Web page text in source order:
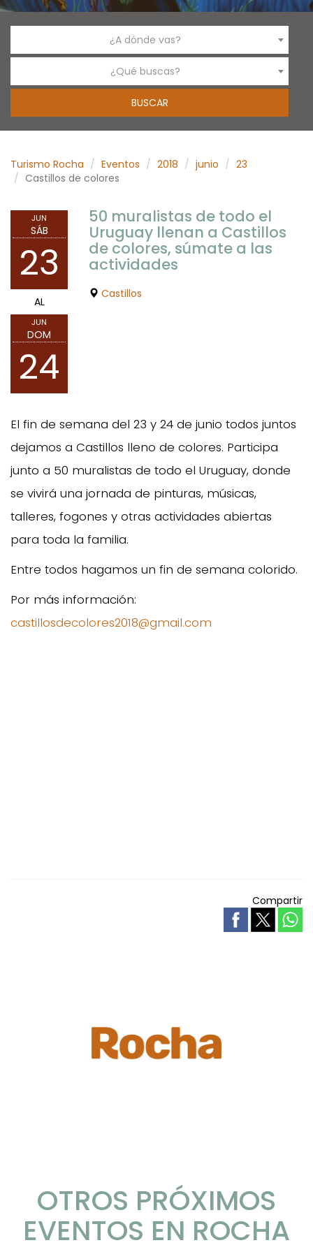
¿A dónde vas?
¿Qué buscas?
Turismo Rocha Eventos 2018 junio
23
Castillos de colores
JUN
SÁB
23
AL
JUN
DOM
24
50 muralistas de todo el
Uruguay llenan a Castillos
de colores, súmate a las
actividades
Castillos
El fin de semana del 23 y 24 de junio todos juntos
dejamos a Castillos lleno de colores. Participa
junto a 50 muralistas de todo el Uruguay, donde
se vivirá una jornada de pinturas, músicas,
talleres, fogones y otras actividades abiertas
para toda la familia.
Entre todos hagamos un fin de semana colorido.
Por más información:
castillosdecolores2018@gmail.com
Compartir
OTROS PRÓXIMOS
EVENTOS EN ROCHA